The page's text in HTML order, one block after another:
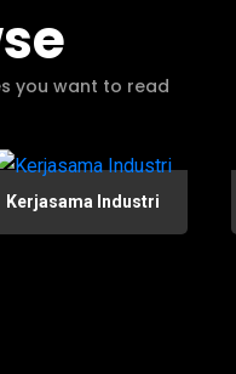
you want to read
Kerjasama Industri